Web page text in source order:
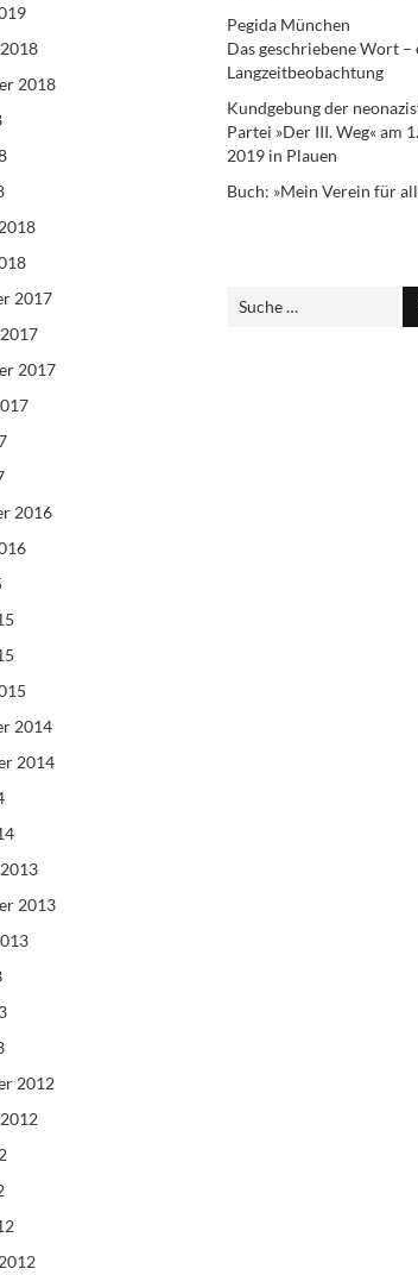
2018
2017
2017
2016
2014
2014
2013
2012
Pegida München
Das geschriebene Wort –
Langzeitbeobachtung
Kundgebung der
Partei »Der III. Weg« am
2019 in Plauen
Buch: »Mein Verein für